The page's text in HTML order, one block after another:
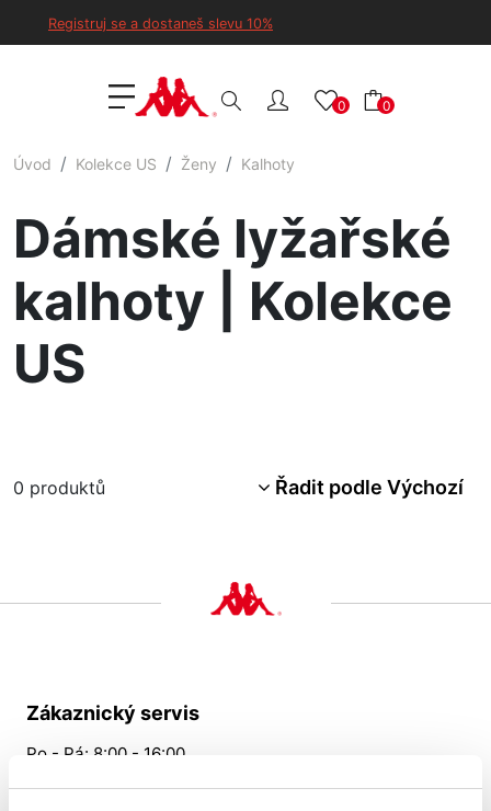
Registruj se a dostaneš slevu 10%
0 0
Úvod Kolekce US Ženy Kalhoty
Dámské lyžařské
kalhoty | Kolekce
US
0 produktů Řadit podle Výchozí
Zákaznický servis
Po - Pá: 8:00 - 16:00
724 530 512